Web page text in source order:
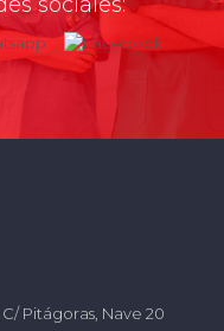
Pitágoras, Nave 20